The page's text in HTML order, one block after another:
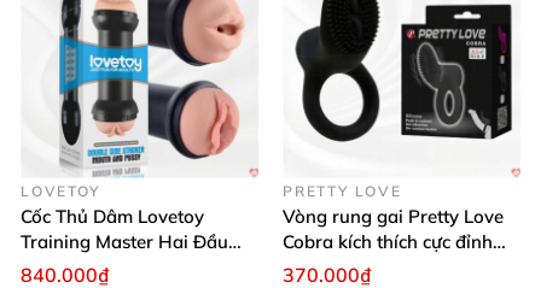
LOVETOY
Cốc Thủ Dâm Lovetoy
Training Master Hai Đầu
Siêu Thật, Tăng Khoái Cảm
840.000₫
PRETTY LOVE
Vòng rung gai Pretty Love
Cobra kích thích cực đỉnh
trải nghiệm
370.000₫